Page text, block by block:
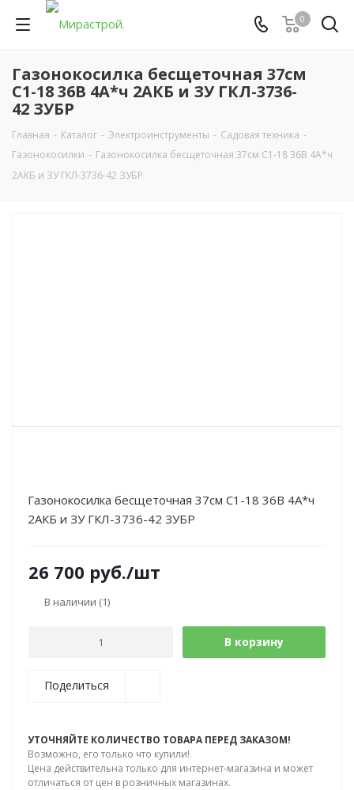
0
Газонокосилка бесщеточная 37см
С1-18 36В 4А*ч 2АКБ и ЗУ ГКЛ-3736-
42 ЗУБР
Главная - Каталог - Электроинструменты - Садовая техника -
Газонокосилки - Газонокосилка бесщеточная 37см С1-18 36В 4А*ч
2АКБ и ЗУ ГКЛ-3736-42 ЗУБР
Газонокосилка бесщеточная 37см С1-18 36В 4А*ч
2АКБ и ЗУ ГКЛ-3736-42 ЗУБР
26 700 руб./шт
В наличии (1)
В корзину
Поделиться
УТОЧНЯЙТЕ КОЛИЧЕСТВО ТОВАРА ПЕРЕД ЗАКАЗОМ!
Возможно, его только что купили!
Цена действительна только для интернет-магазина и может
отличаться от цен в розничных магазинах.